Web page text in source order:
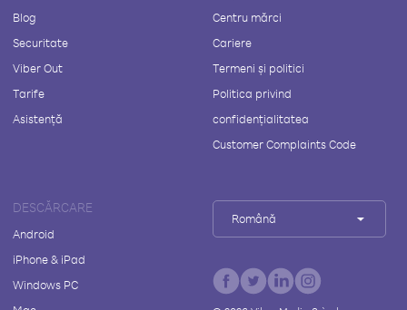
Blog
Securitate
Viber Out
Tarife
Asistență
Centru mărci
Cariere
Termeni și politici
Politica privind
confidențialitatea
Customer Complaints Code
DESCĂRCARE
Android
iPhone & iPad
Windows PC
Română